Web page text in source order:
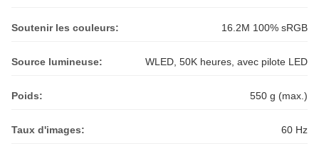
Soutenir les couleurs: 16.2M 100% sRGB
Source lumineuse: WLED, 50K heures, avec pilote LED
Poids: 550 g (max.)
Taux d'images: 60 Hz